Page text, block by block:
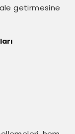
getirmesine